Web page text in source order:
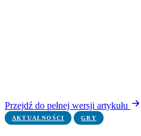
Przejdź do pełnej wersji artykułu
AKTUALNOŚCI GRY